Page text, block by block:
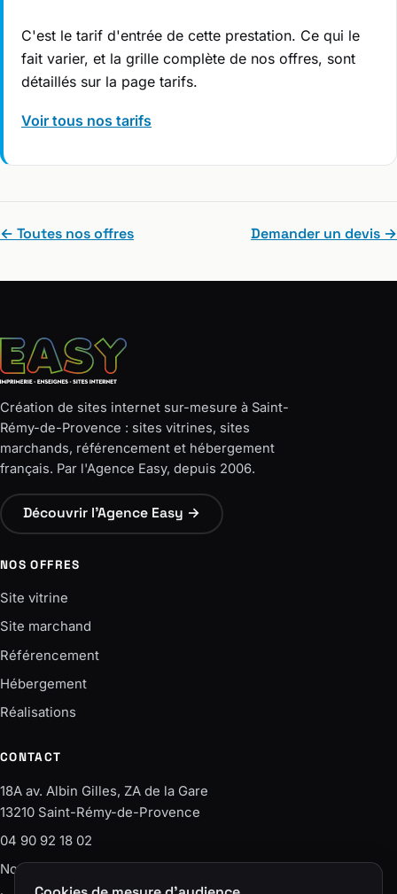
C'est le tarif d'entrée de cette prestation. Ce qui le
fait varier, et la grille complète de nos offres, sont
détaillés sur la page tarifs.
Voir tous nos tarifs
← Toutes nos offres Demander un devis →
Création de sites internet sur-mesure à Saint-
Rémy-de-Provence : sites vitrines, sites
marchands, référencement et hébergement
français. Par l'Agence Easy, depuis 2006.
Découvrir l'Agence Easy →
NOS OFFRES
Site vitrine
Site marchand
Référencement
Hébergement
Réalisations
CONTACT
18A av. Albin Gilles, ZA de la Gare
13210 Saint-Rémy-de-Provence
04 90 92 18 02
Nous écrire